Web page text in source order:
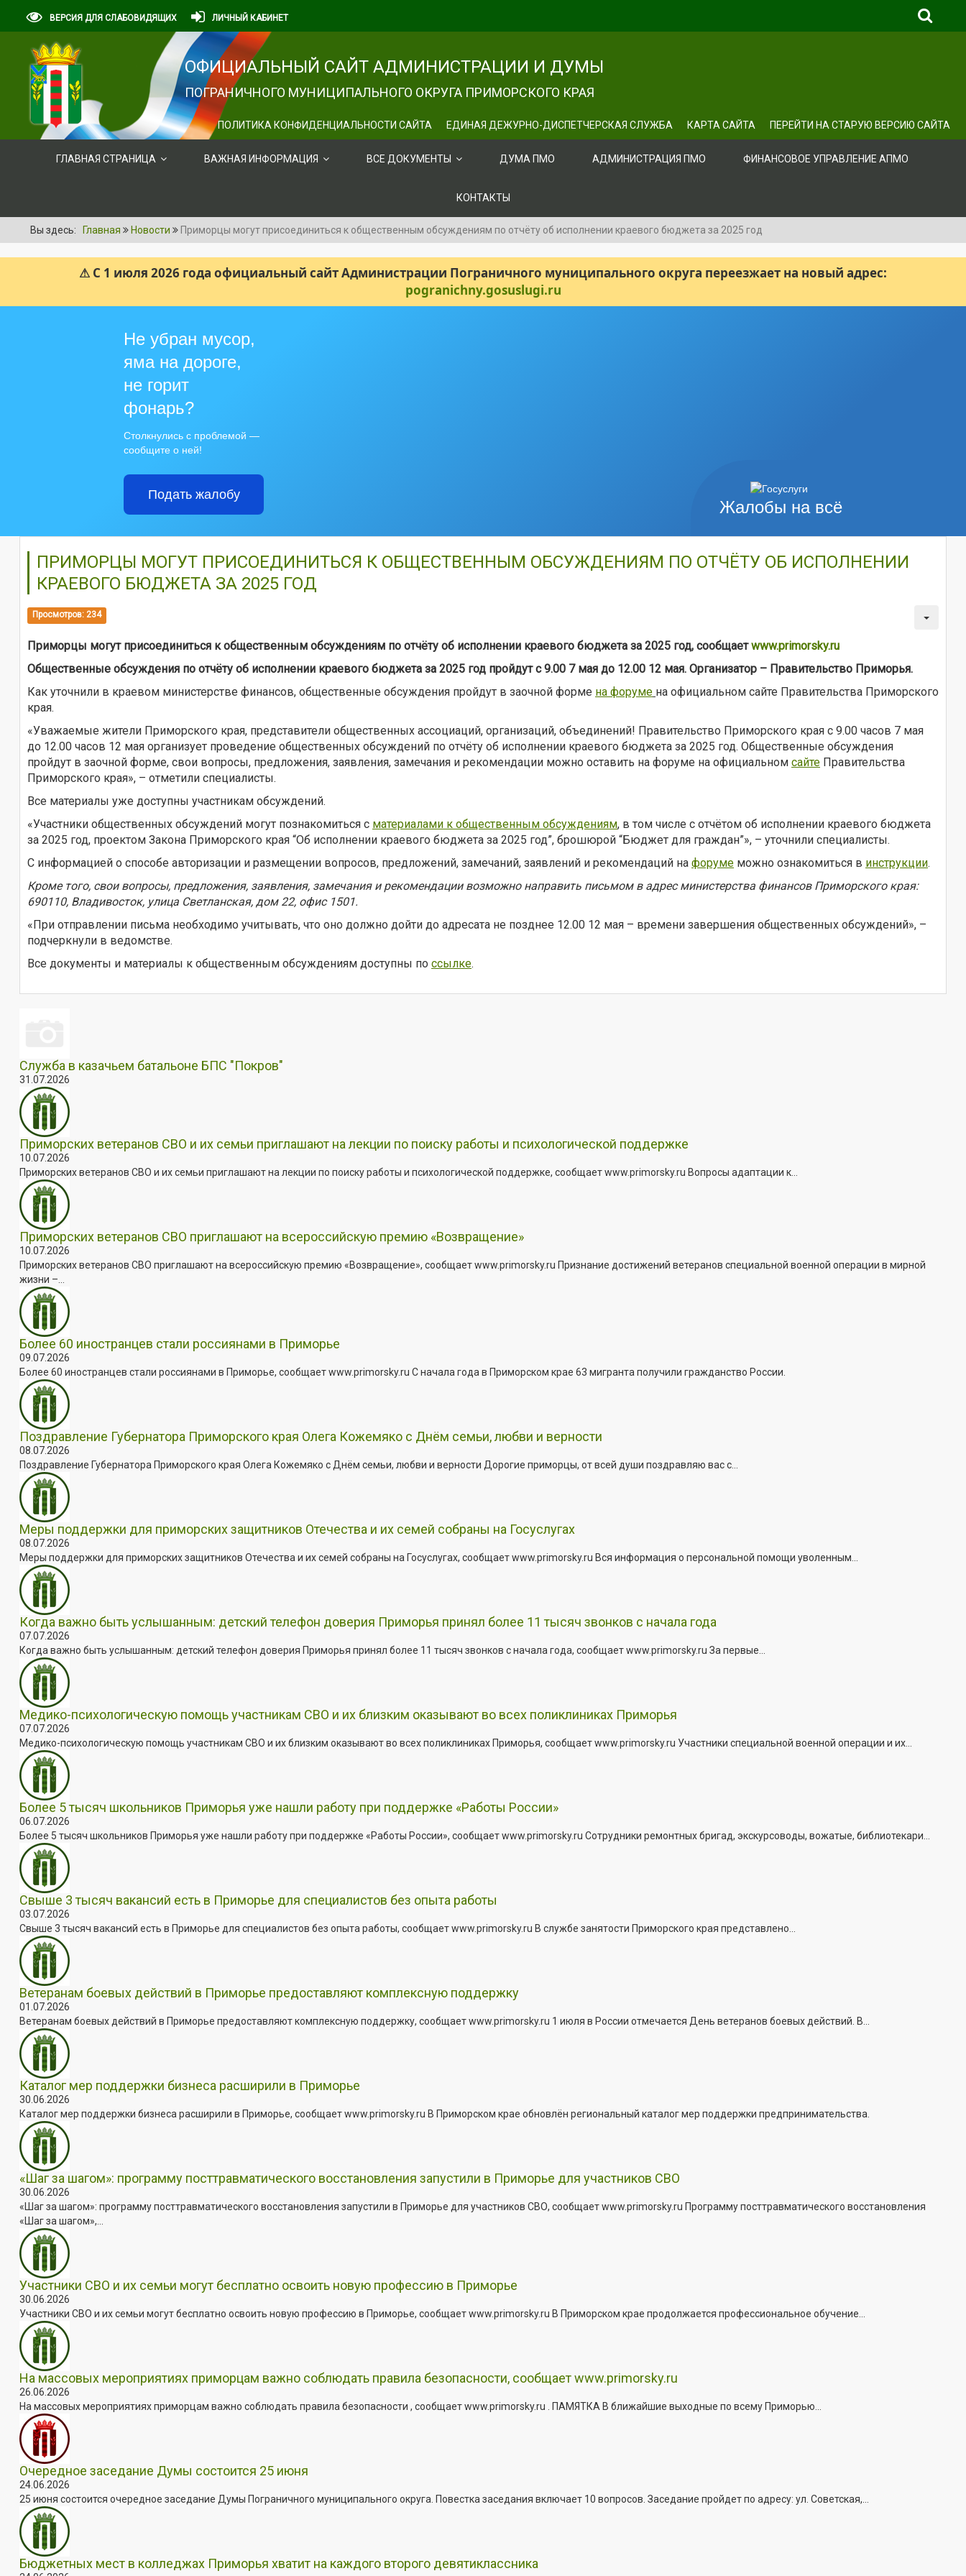
ВЕРСИЯ ДЛЯ СЛАБОВИДЯЩИХ ЛИЧНЫЙ КАБИНЕТ
ОФИЦИАЛЬНЫЙ САЙТ АДМИНИСТРАЦИИ И ДУМЫ
ПОГРАНИЧНОГО МУНИЦИПАЛЬНОГО ОКРУГА ПРИМОРСКОГО КРАЯ
ПОЛИТИКА КОНФИДЕНЦИАЛЬНОСТИ САЙТА ЕДИНАЯ ДЕЖУРНО-ДИСПЕТЧЕРСКАЯ СЛУЖБА КАРТА САЙТА ПЕРЕЙТИ НА СТАРУЮ ВЕРСИЮ САЙТА
ГЛАВНАЯ СТРАНИЦА ВАЖНАЯ ИНФОРМАЦИЯ ВСЕ ДОКУМЕНТЫ ДУМА ПМО АДМИНИСТРАЦИЯ ПМО ФИНАНСОВОЕ УПРАВЛЕНИЕ АПМО
КОНТАКТЫ
Вы здесь: Главная Новости Приморцы могут присоединиться к общественным обсуждениям по отчёту об исполнении краевого бюджета за 2025 год
⚠ С 1 июля 2026 года официальный сайт Администрации Пограничного муниципального округа переезжает на новый адрес:
pogranichny.gosuslugi.ru
Жалобы на всё
Не убран мусор,
яма на дороге,
не горит
фонарь?
Столкнулись с проблемой —
сообщите о ней!
Подать жалобу
ПРИМОРЦЫ МОГУТ ПРИСОЕДИНИТЬСЯ К ОБЩЕСТВЕННЫМ ОБСУЖДЕНИЯМ ПО ОТЧЁТУ ОБ ИСПОЛНЕНИИ
КРАЕВОГО БЮДЖЕТА ЗА 2025 ГОД
Просмотров: 234
Приморцы могут присоединиться к общественным обсуждениям по отчёту об исполнении краевого бюджета за 2025 год, сообщаетwww.primorsky.ru
Общественные обсуждения по отчёту об исполнении краевого бюджета за 2025 год пройдут с 9.00 7 мая до 12.00 12 мая. Организатор – Правительство Приморья.
Как уточнили в краевом министерстве финансов, общественные обсуждения пройдут в заочной форме на форуме на официальном сайте Правительства Приморского
края.
«Уважаемые жители Приморского края, представители общественных ассоциаций, организаций, объединений! Правительство Приморского края с 9.00 часов 7 мая
до 12.00 часов 12 мая организует проведение общественных обсуждений по отчёту об исполнении краевого бюджета за 2025 год. Общественные обсуждения
пройдут в заочной форме, свои вопросы, предложения, заявления, замечания и рекомендации можно оставить на форуме на официальном сайте Правительства
Приморского края», – отметили специалисты.
Все материалы уже доступны участникам обсуждений.
«Участники общественных обсуждений могут познакомиться с материалами к общественным обсуждениям, в том числе c отчётом об исполнении краевого бюджета
за 2025 год, проектом Закона Приморского края “Об исполнении краевого бюджета за 2025 год”, брошюрой “Бюджет для граждан”», – уточнили специалисты.
С информацией о способе авторизации и размещении вопросов, предложений, замечаний, заявлений и рекомендаций на форуме можно ознакомиться в инструкции.
Кроме того, свои вопросы, предложения, заявления, замечания и рекомендации возможно направить письмом в адрес министерства финансов Приморского края:
690110, Владивосток, улица Светланская, дом 22, офис 1501.
«При отправлении письма необходимо учитывать, что оно должно дойти до адресата не позднее 12.00 12 мая – времени завершения общественных обсуждений», –
подчеркнули в ведомстве.
Все документы и материалы к общественным обсуждениям доступны по ссылке.
Служба в казачьем батальоне БПС "Покров"
31.07.2026
Приморских ветеранов СВО и их семьи приглашают на лекции по поиску работы и психологической поддержке
10.07.2026
Приморских ветеранов СВО и их семьи приглашают на лекции по поиску работы и психологической поддержке, сообщает www.primorsky.ru Вопросы адаптации к...
Приморских ветеранов СВО приглашают на всероссийскую премию «Возвращение»
10.07.2026
Приморских ветеранов СВО приглашают на всероссийскую премию «Возвращение», сообщает www.primorsky.ru Признание достижений ветеранов специальной военной операции в мирной
жизни –...
Более 60 иностранцев стали россиянами в Приморье
09.07.2026
Более 60 иностранцев стали россиянами в Приморье, сообщает www.primorsky.ru С начала года в Приморском крае 63 мигранта получили гражданство России.
Поздравление Губернатора Приморского края Олега Кожемяко с Днём семьи, любви и верности
08.07.2026
Поздравление Губернатора Приморского края Олега Кожемяко с Днём семьи, любви и верности Дорогие приморцы, от всей души поздравляю вас с...
Меры поддержки для приморских защитников Отечества и их семей собраны на Госуслугах
08.07.2026
Меры поддержки для приморских защитников Отечества и их семей собраны на Госуслугах, сообщает www.primorsky.ru Вся информация о персональной помощи уволенным...
Когда важно быть услышанным: детский телефон доверия Приморья принял более 11 тысяч звонков с начала года
07.07.2026
Когда важно быть услышанным: детский телефон доверия Приморья принял более 11 тысяч звонков с начала года, сообщает www.primorsky.ru За первые...
Медико-психологическую помощь участникам СВО и их близким оказывают во всех поликлиниках Приморья
07.07.2026
Медико-психологическую помощь участникам СВО и их близким оказывают во всех поликлиниках Приморья, сообщает www.primorsky.ru Участники специальной военной операции и их...
Более 5 тысяч школьников Приморья уже нашли работу при поддержке «Работы России»
06.07.2026
Более 5 тысяч школьников Приморья уже нашли работу при поддержке «Работы России», сообщает www.primorsky.ru Сотрудники ремонтных бригад, экскурсоводы, вожатые, библиотекари...
Свыше 3 тысяч вакансий есть в Приморье для специалистов без опыта работы
03.07.2026
Свыше 3 тысяч вакансий есть в Приморье для специалистов без опыта работы, сообщает www.primorsky.ru В службе занятости Приморского края представлено...
Ветеранам боевых действий в Приморье предоставляют комплексную поддержку
01.07.2026
Ветеранам боевых действий в Приморье предоставляют комплексную поддержку, сообщает www.primorsky.ru 1 июля в России отмечается День ветеранов боевых действий. В...
Каталог мер поддержки бизнеса расширили в Приморье
30.06.2026
Каталог мер поддержки бизнеса расширили в Приморье, сообщает www.primorsky.ru В Приморском крае обновлён региональный каталог мер поддержки предпринимательства.
«Шаг за шагом»: программу посттравматического восстановления запустили в Приморье для участников СВО
30.06.2026
«Шаг за шагом»: программу посттравматического восстановления запустили в Приморье для участников СВО, сообщает www.primorsky.ru Программу посттравматического восстановления
«Шаг за шагом»,...
Участники СВО и их семьи могут бесплатно освоить новую профессию в Приморье
30.06.2026
Участники СВО и их семьи могут бесплатно освоить новую профессию в Приморье, сообщает www.primorsky.ru В Приморском крае продолжается профессиональное обучение...
На массовых мероприятиях приморцам важно соблюдать правила безопасности, сообщает www.primorsky.ru
26.06.2026
На массовых мероприятиях приморцам важно соблюдать правила безопасности , сообщает www.primorsky.ru . ПАМЯТКА В ближайшие выходные по всему Приморью...
Очередное заседание Думы состоится 25 июня
24.06.2026
25 июня состоится очередное заседание Думы Пограничного муниципального округа. Повестка заседания включает 10 вопросов. Заседание пройдет по адресу: ул. Советская,...
Бюджетных мест в колледжах Приморья хватит на каждого второго девятиклассника